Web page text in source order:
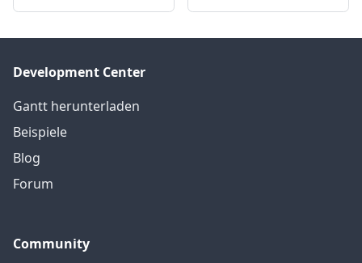
Development Center
Gantt herunterladen
Beispiele
Blog
Forum
Community